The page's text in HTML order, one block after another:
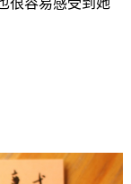
很容易感受到她